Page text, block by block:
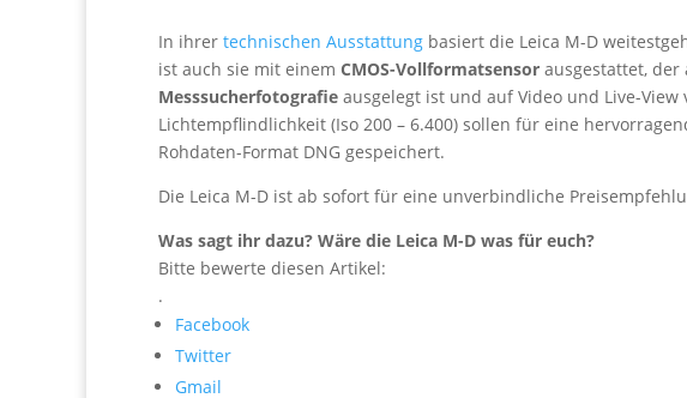
In ihrer technischen Ausstattung basiert die Leica M-D
ist auch sie mit einem CMOS-Vollformatsensor ausgestattet, der
Messsucherfotografie ausgelegt ist und auf Video und Live-View
Lichtempflindlichkeit (Iso 200 – 6.400) sollen für eine
Rohdaten-Format DNG gespeichert.
Die Leica M-D ist ab sofort für eine unverbindliche
Was sagt ihr dazu? Wäre die Leica M-D was für euch?
Bitte bewerte diesen Artikel:
.
Facebook
Twitter
Gmail